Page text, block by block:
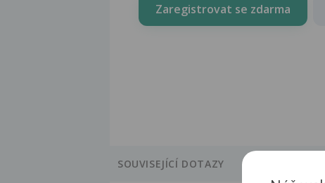
Zaregistrovat se zdarma
SOUVISEJÍCÍ DOTAZY